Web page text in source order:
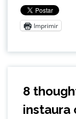
Imprimir
8
instaura